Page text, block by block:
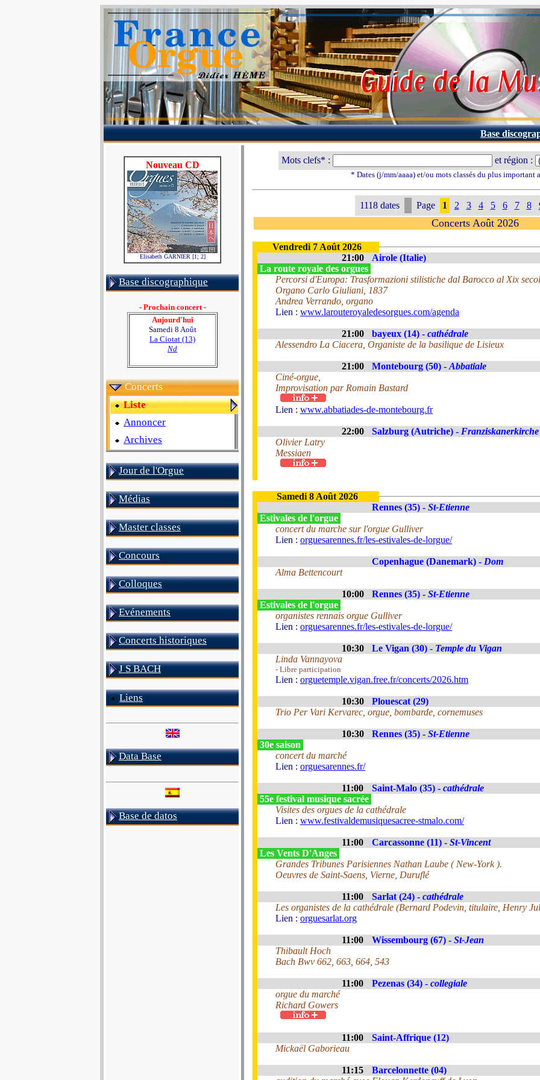
Base
Nouveau CD
Elisabeth GARNIER [1; 2]
Base discographique
- Prochain concert -
Aujourd'hui
Samedi 8 Août
La Ciotat (13)
Nd
Concerts
Liste
Annoncer
Archives
Jour de l'Orgue
Médias
Master classes
Concours
Colloques
Evénements
Concerts historiques
J S BACH
Liens
Data Base
Base de datos
Mots clefs* : et région :
* Dates (j/mm/aaaa) et/ou mots classés du plus important
1118 dates Page 1 2 3 4 5 6 7 8
Concerts Août 2026
Vendredi 7 Août 2026
21:00
Airole (Italie)
La route royale des orgues
Percorsi d'Europa: Trasformazioni stilistiche dal Barocco al Xix
Organo Carlo Giuliani, 1837
Andrea Verrando, organo
Lien : www.larouteroyaledesorgues.com/agenda
21:00 bayeux (14) - cathédrale
Alessendro La Ciacera, Organiste de la basilique de Lisieux
21:00 Montebourg (50) - Abbatiale
Ciné-orgue,
Improvisation par Romain Bastard
Lien : www.abbatiades-de-montebourg.fr
22:00 Salzburg (Autriche) - Franziskanerkirche
Olivier Latry
Messiaen
Samedi 8 Août 2026
Rennes (35) - St-Etienne
Estivales de l'orgue
concert du marche sur l'orgue Gulliver
Lien : orguesarennes.fr/les-estivales-de-lorgue/
Copenhague (Danemark) - Dom
Alma Bettencourt
10:00 Rennes (35) - St-Etienne
Estivales de l'orgue
organistes rennais orgue Gulliver
Lien : orguesarennes.fr/les-estivales-de-lorgue/
10:30 Le Vigan (30) - Temple du Vigan
Linda Vannayova
- Libre participation
Lien : orguetemple.vigan.free.fr/concerts/2026.htm
10:30 Plouescat (29)
Trio Per Vari Kervarec, orgue, bombarde, cornemuses
10:30 Rennes (35) - St-Etienne
30e saison
concert du marché
Lien : orguesarennes.fr/
11:00 Saint-Malo (35) - cathédrale
55e festival musique sacrée
Visites des orgues de la cathédrale
Lien : www.festivaldemusiquesacree-stmalo.com/
11:00 Carcassonne (11) - St-Vincent
Les Vents D'Anges
Grandes Tribunes Parisiennes Nathan Laube ( New-York ).
Oeuvres de Saint-Saens, Vierne, Duruflé
11:00 Sarlat (24) - cathédrale
Les organistes de la cathédrale (Bernard Podevin, titulaire, Henry
Lien : orguesarlat.org
11:00 Wissembourg (67) - St-Jean
Thibault Hoch
Bach Bwv 662, 663, 664, 543
11:00 Pezenas (34) - collegiale
orgue du marché
Richard Gowers
11:00 Saint-Affrique (12)
Mickaël Gaborieau
11:15 Barcelonnette (04)